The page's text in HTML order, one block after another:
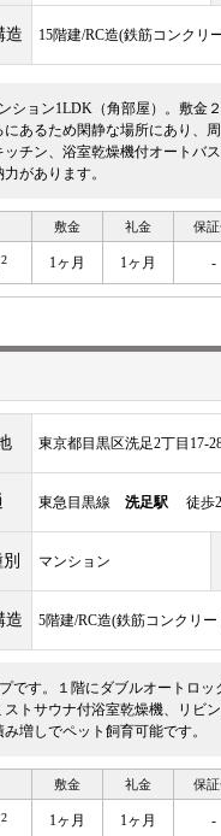
造 15階建/RC造(鉄筋コンクリ
ョン1LDK（角部屋）。敷金
あるため閑静な場所にあり、
チン、浴室乾燥機付オートバ
があります。
敷金 礼金 保
2 1ヶ月 1ヶ月 -
東京都目黒区洗足2丁目17-
東急目黒線 洗足駅 徒歩
マンション
造 5階建/RC造(鉄筋コンクリー
です。１階にダブルオートロ
トサウナ付浴室乾燥機、リビ
増しでペット飼育可能です。
敷金 礼金 保
2 1ヶ月 1ヶ月 -